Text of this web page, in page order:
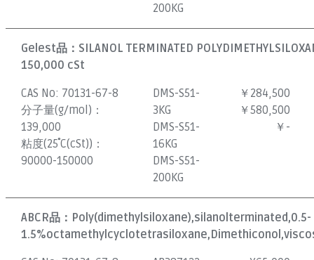
200KG
Gelest品： SILANOL TERMINATED
150,000 cSt
CAS No: 70131-67-8
分子量(g/mol)：
139,000
粘度(25˚C(cSt))：
90000-150000
DMS-S51-
3KG
DMS-S51-
16KG
DMS-S51-
200KG
￥284,500
￥580,500
￥-
ABCR品： Poly(dimethylsiloxane),silanolterminated,0.5-